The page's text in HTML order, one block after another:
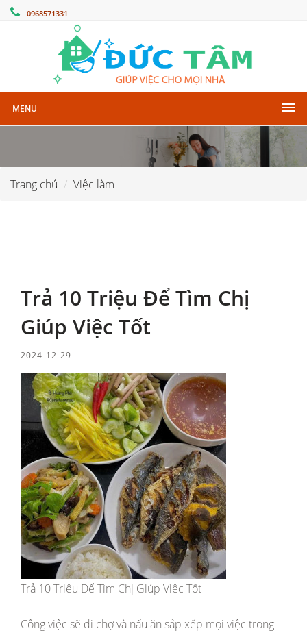
0968571331
MENU
Trang chủ Việc làm
Trả 10 Triệu Để Tìm Chị
Giúp Việc Tốt
2024-12-29
Trả 10 Triệu Để Tìm Chị Giúp Việc Tốt
Công việc sẽ đi chợ và nấu ăn sắp xếp mọi việc trong